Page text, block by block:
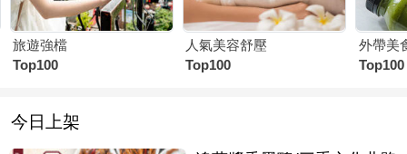
旅遊強檔
Top100
人氣美容舒壓
Top100
外帶美
Top100
今日上架